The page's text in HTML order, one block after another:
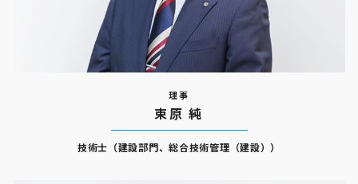
理事
束原 純
技術士（建設部門、総合技術管理（建設））